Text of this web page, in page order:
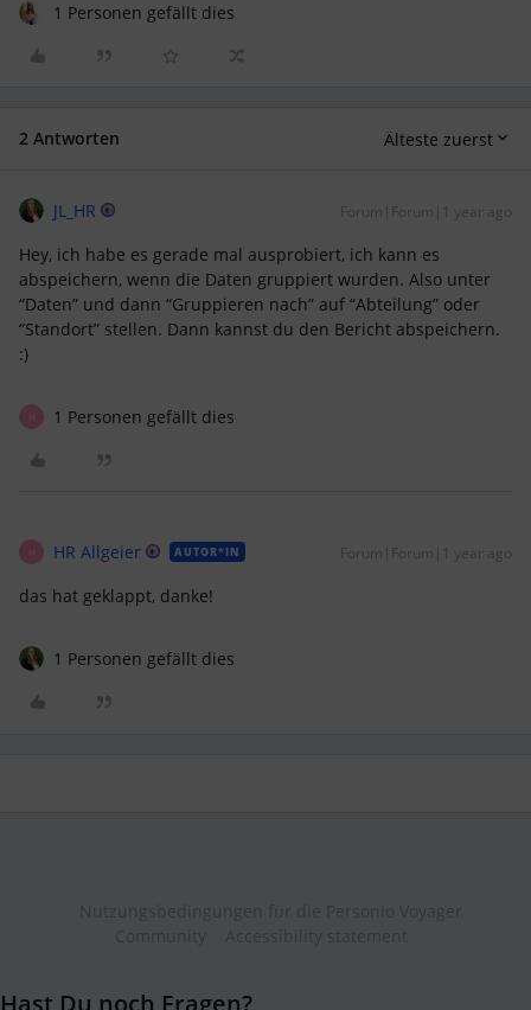
1 Personen gefällt dies
2 Antworten Älteste zuerst
JL_HR Forum|Forum|1 year ago
Hey, ich habe es gerade mal ausprobiert, ich kann es
abspeichern, wenn die Daten gruppiert wurden. Also unter
“Daten” und dann “Gruppieren nach” auf “Abteilung” oder
“Standort” stellen. Dann kannst du den Bericht abspeichern.
:)
1 Personen gefällt dies
HR Allgeier AUTOR*IN Forum|Forum|1 year ago
das hat geklappt, danke!
1 Personen gefällt dies